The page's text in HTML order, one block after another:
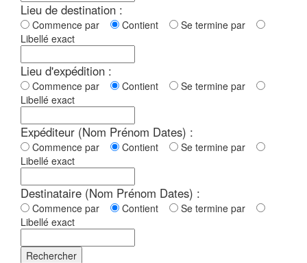
Lieu de destination :
Commence par Contient
Se termine par
Libellé exact
Lieu d'expédition :
Commence par Contient
Se termine par
Libellé exact
Expéditeur (Nom Prénom Dates) :
Commence par Contient
Se termine par
Libellé exact
Destinataire (Nom Prénom Dates) :
Commence par Contient
Se termine par
Libellé exact
Rechercher